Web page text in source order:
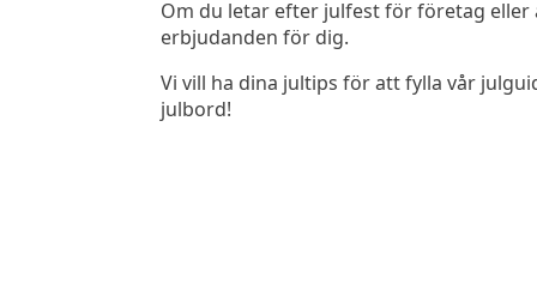
Om du letar efter julfest för företag
erbjudanden för dig.
Vi vill ha dina jultips för att fylla vår
julbord!